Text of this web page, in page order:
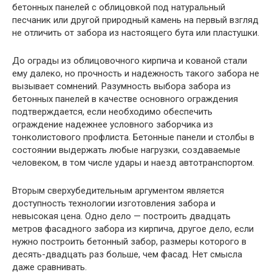
бетонных панелей с облицовкой под натуральный
песчаник или другой природный камень на первый взгляд
не отличить от забора из настоящего бута или пластушки.
До ограды из облицовочного кирпича и кованой стали
ему далеко, но прочность и надежность такого забора не
вызывает сомнений. Разумность выбора забора из
бетонных панелей в качестве основного ограждения
подтверждается, если необходимо обеспечить
ограждение надежнее условного заборчика из
тонколистового профлиста. Бетонные панели и столбы в
состоянии выдержать любые нагрузки, создаваемые
человеком, в том числе удары и наезд автотранспортом.
Вторым сверхубедительным аргументом является
доступность технологии изготовления забора и
невысокая цена. Одно дело — построить двадцать
метров фасадного забора из кирпича, другое дело, если
нужно построить бетонный забор, размеры которого в
десять-двадцать раз больше, чем фасад. Нет смысла
даже сравнивать.